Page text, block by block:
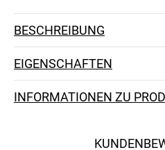
BESCHREIBUNG
EIGENSCHAFTEN
INFORMATIONEN ZU